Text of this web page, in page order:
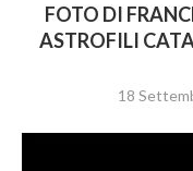
FOTO DI
ASTROFILI
18